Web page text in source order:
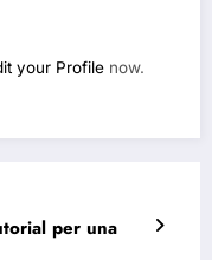
your Profile now.
per una